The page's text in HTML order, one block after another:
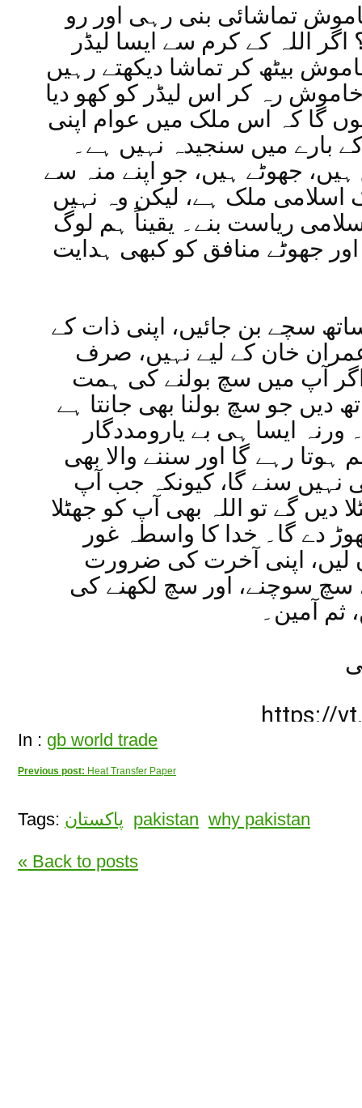
تماشائی بنی رہی اور رو
دیے؟ اگر اللہ کے کرم سے ایسا لیڈر
بیٹھ کر تماشا دیکھتے رہیں
رہ کر اس لیڈر کو کھو دیا
گا کہ اس ملک میں عوام اپنی
بارے میں سنجیدہ نہیں ہے۔
ہیں، جھوٹے ہیں، جو اپنے منہ سے
اسلامی ملک ہے، لیکن وہ نہیں
ریاست بنے۔ یقیناً ہم لوگ
جھوٹے منافق کو کبھی ہدایت
سچے بن جائیں، اپنی ذات کے
خان کے لیے نہیں، صرف
اگر آپ میں سچ بولنے کی ہمت
دیں جو سچ بولنا بھی جانتا ہے
ایسا ہی بے یارومددگار
رہے گا اور سننے والا بھی
نہیں سنے گا، کیونکہ جب آپ
دیں گے تو اللہ بھی آپ کو جھٹلا
دے گا۔ خدا کا واسطہ غور
لیں، اپنی آخرت کی ضرورت
سچ سوچنے، اور سچ لکھنے کی
ثم آمین۔
https://
In : gb world trade
Previous post: Heat Transfer Paper
Tags: پاکستان pakistan why pakistan
« Back to posts